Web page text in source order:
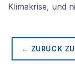
Klimakrise, und
← ZURÜCK